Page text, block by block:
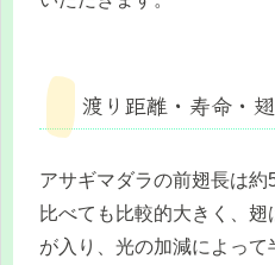
渡り距離・寿命・
アサギマダラの前翅長は約
比べても比較的大きく、
が入り、光の加減によっ